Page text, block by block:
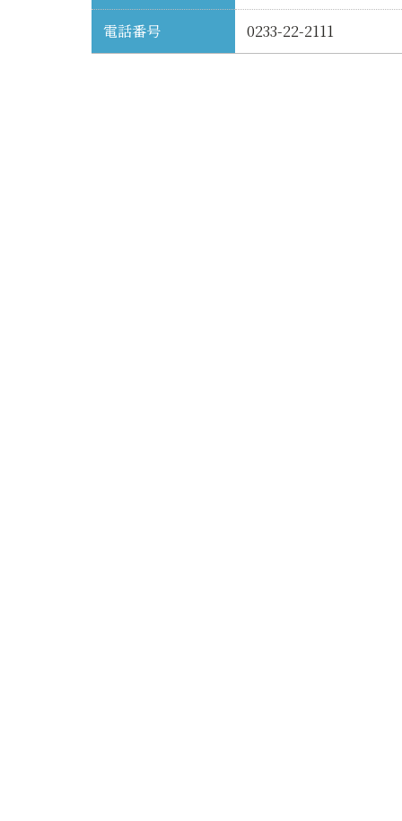
電話番号 0233-22-2111